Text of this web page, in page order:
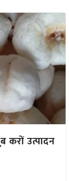
करों उत्पादन